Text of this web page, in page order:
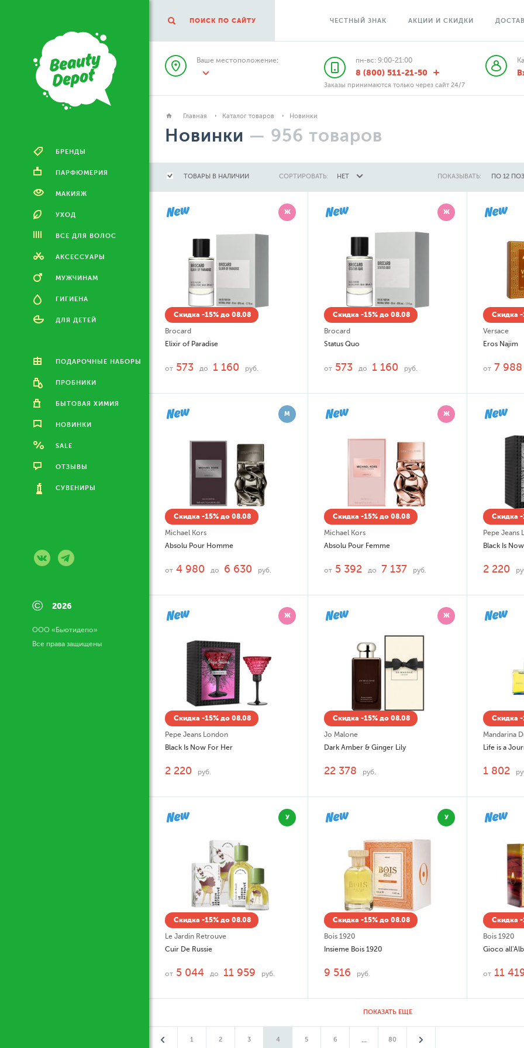
БРЕНДЫ
ПАРФЮМЕРИЯ
МАКИЯЖ
УХОД
ВСЕ ДЛЯ ВОЛОС
АКСЕССУАРЫ
МУЖЧИНАМ
ГИГИЕНА
ДЛЯ ДЕТЕЙ
ПОДАРОЧНЫЕ НАБОРЫ
ПРОБНИКИ
БЫТОВАЯ ХИМИЯ
НОВИНКИ
SALE
ОТЗЫВЫ
СУВЕНИРЫ
© 2026
ООО «Бьютидепо»
Все права защищены
ПОИСК ПО САЙТУ ЧЕСТНЫЙ ЗНАК АКЦИИ И СКИДКИ
Ваше местоположение: пн-вс: 9:00-21:00
8 (800) 511-21-50
Заказы принимаются только через сайт 24/7
Главная Каталог товаров Новинки
Новинки — 956 товаров
ТОВАРЫ В НАЛИЧИИ СОРТИРОВАТЬ: НЕТ ПОКАЗЫВАТЬ: ПО 12
Ж
Скидка -15% до 08.08
Brocard
Elixir of Paradise
от 573 до 1 160 руб.
Ж
Скидка -15% до 08.08
Brocard
Status Quo
от 573 до 1 160 руб.
Скидка -
Versace
Eros Najim
от 7 988
М
Скидка -15% до 08.08
Michael Kors
Absolu Pour Homme
от 4 980 до 6 630 руб.
Ж
Скидка -15% до 08.08
Michael Kors
Absolu Pour Femme
от 5 392 до 7 137 руб.
Скидка -
Pepe Jeans
Black Is
2 220
Ж
Скидка -15% до 08.08
Pepe Jeans London
Black Is Now For Her
2 220 руб.
Ж
Скидка -15% до 08.08
Jo Malone
Dark Amber & Ginger Lily
22 378 руб.
Скидка -
Mandarina
Life is a
1 802
У
Скидка -15% до 08.08
Le Jardin Retrouve
Cuir De Russie
от 5 044 до 11 959 руб.
У
Скидка -15% до 08.08
Bois 1920
Insieme Bois 1920
9 516 руб.
Скидка -
Bois 1920
Gioco
от 11
ПОКАЗАТЬ ЕЩЕ
1 2 3 4 5 6 ... 80